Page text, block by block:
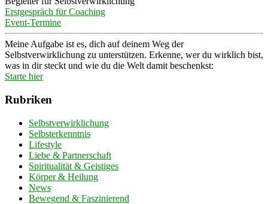
Erstgespräch für Coaching
Event-Termine
Meine Aufgabe ist es, dich auf deinem Weg der
Selbstverwirklichung zu unterstützen. Erkenne, wer du wirklich bist,
was in dir steckt und wie du die Welt damit beschenkst:
Starte hier
Rubriken
Selbstverwirklichung
Selbsterkenntnis
Lifestyle
Liebe & Partnerschaft
Spiritualität & Geistiges
Körper & Heilung
News
Bewegend & Faszinierend